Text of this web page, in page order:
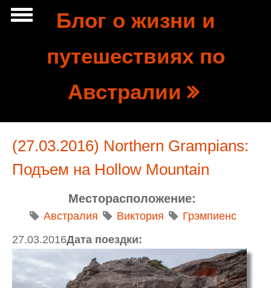
Перейти к основному содержанию
Блог о жизни и
путешествиях по
Австралии
Navigation
(27.03.2016) Northern Grampians:
Подъем на Hollow Mountain
Месторасположение:
Австралия Виктория
Грэмпиенс
Дата поездки:
27.03.2016